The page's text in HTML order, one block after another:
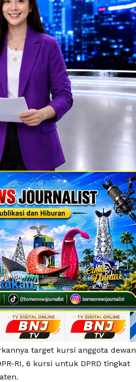
target kursi anggota dewan
RI, 6 kursi untuk DPRD tingkat